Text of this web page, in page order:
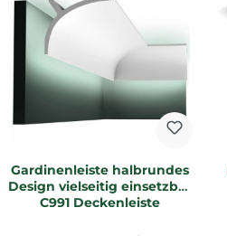
Gardinenleiste halbrundes
Design vielseitig einsetzbar
C991 Deckenleiste